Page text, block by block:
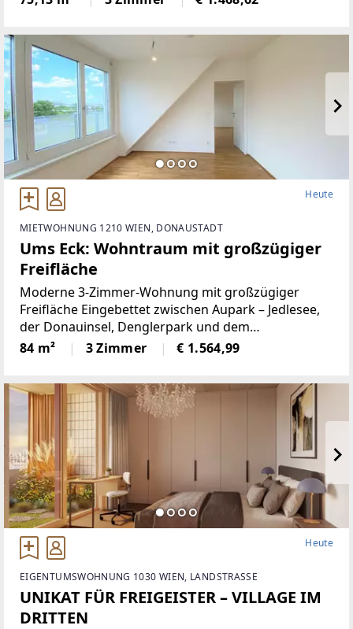
separate Küche, drei Zimmer, ein Badezimmer mit
Heute
MIETWOHNUNG 1210 WIEN, DONAUSTADT
Ums Eck: Wohntraum mit großzügiger
Freifläche
Moderne 3-Zimmer-Wohnung mit großzügiger
Freifläche Eingebettet zwischen Aupark – Jedlesee,
der Donauinsel, Denglerpark und dem
Shoppingcenter Nord besticht dieses Projekt durch
die perfekte Infrastruktur und kurze Wege. Sie
84 m² 3 Zimmer € 1.564,99
Heute
EIGENTUMSWOHNUNG 1030 WIEN, LANDSTRASSE
UNIKAT FÜR FREIGEISTER – VILLAGE IM
DRITTEN